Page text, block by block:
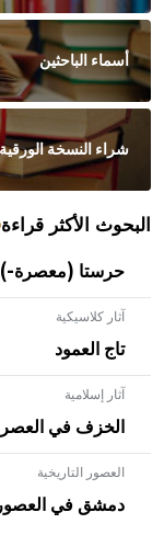
أسماء الباحثين
شراء النسخة الورقية
البحوث الأكثر قراءة
حرستا (معصرة-)
آثار كلاسيكية
تاج العمود
آثار إسلامية
الخزف في العصر
العصور التاريخية
دمشق في العصور
- هل تعلم أن
بالعمارة
المعمار على